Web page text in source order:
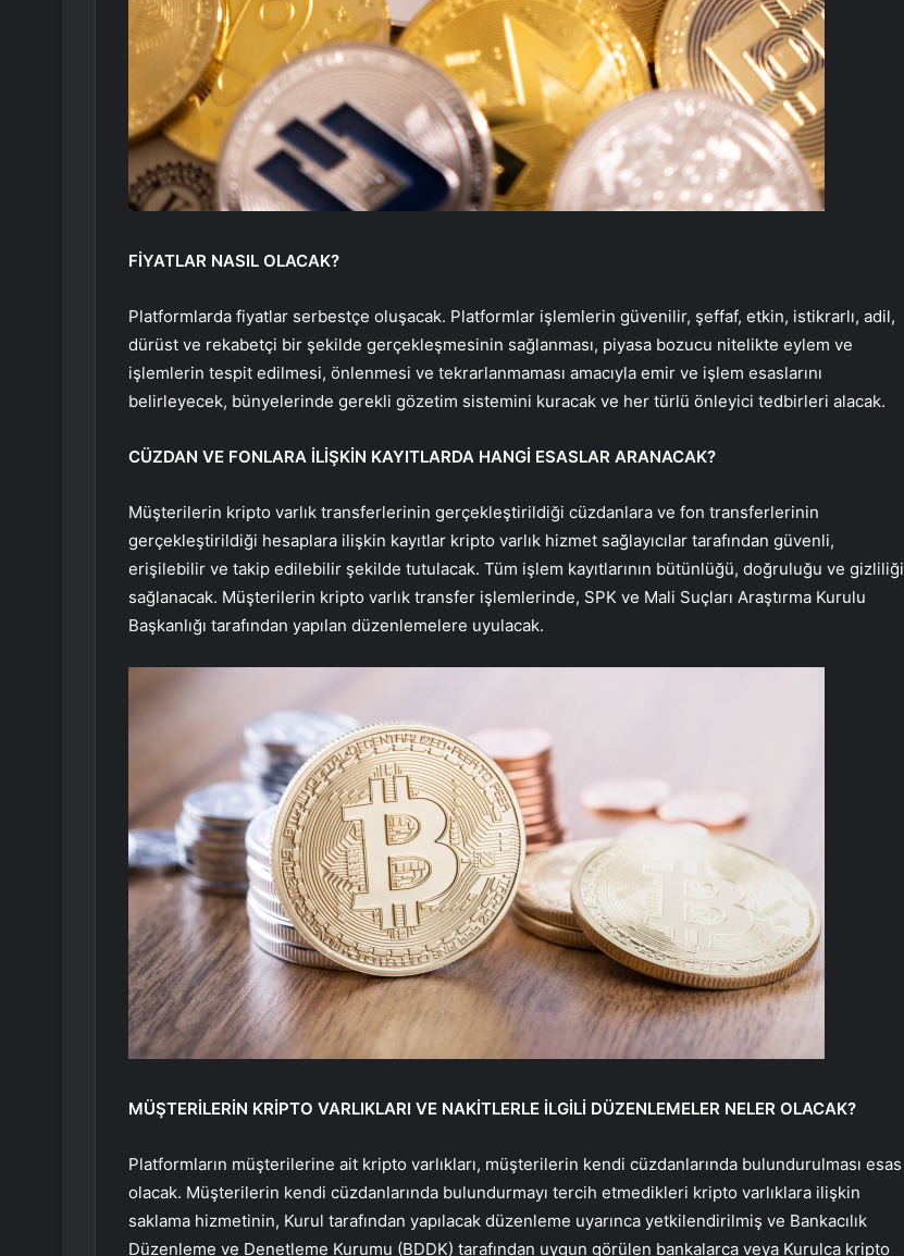
FİYATLAR NASIL OLACAK?
Platformlarda fiyatlar serbestçe oluşacak. Platformlar işlemlerin güvenilir, şeffaf, etkin, istikrarlı, adil,
dürüst ve rekabetçi bir şekilde gerçekleşmesinin sağlanması, piyasa bozucu nitelikte eylem ve
işlemlerin tespit edilmesi, önlenmesi ve tekrarlanmaması amacıyla emir ve işlem esaslarını
belirleyecek, bünyelerinde gerekli gözetim sistemini kuracak ve her türlü önleyici tedbirleri alacak.
CÜZDAN VE FONLARA İLİŞKİN KAYITLARDA HANGİ ESASLAR ARANACAK?
Müşterilerin kripto varlık transferlerinin gerçekleştirildiği cüzdanlara ve fon transferlerinin
gerçekleştirildiği hesaplara ilişkin kayıtlar kripto varlık hizmet sağlayıcılar tarafından güvenli,
erişilebilir ve takip edilebilir şekilde tutulacak. Tüm işlem kayıtlarının bütünlüğü, doğruluğu ve gizliliği
sağlanacak. Müşterilerin kripto varlık transfer işlemlerinde, SPK ve Mali Suçları Araştırma Kurulu
Başkanlığı tarafından yapılan düzenlemelere uyulacak.
MÜŞTERİLERİN KRİPTO VARLIKLARI VE NAKİTLERLE İLGİLİ DÜZENLEMELER NELER OLACAK?
Platformların müşterilerine ait kripto varlıkları, müşterilerin kendi cüzdanlarında bulundurulması esas
olacak. Müşterilerin kendi cüzdanlarında bulundurmayı tercih etmedikleri kripto varlıklara ilişkin
saklama hizmetinin, Kurul tarafından yapılacak düzenleme uyarınca yetkilendirilmiş ve Bankacılık
Düzenleme ve Denetleme Kurumu (BDDK) tarafından uygun görülen bankalarca veya Kurulca kripto